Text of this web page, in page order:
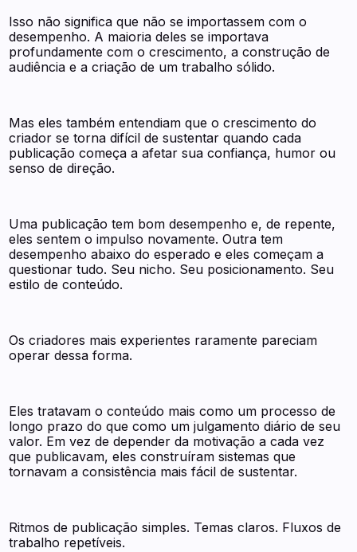
Isso não significa que não se importassem com o
desempenho. A maioria deles se importava
profundamente com o crescimento, a construção de
audiência e a criação de um trabalho sólido.
Mas eles também entendiam que o crescimento do
criador se torna difícil de sustentar quando cada
publicação começa a afetar sua confiança, humor ou
senso de direção.
Uma publicação tem bom desempenho e, de repente,
eles sentem o impulso novamente. Outra tem
desempenho abaixo do esperado e eles começam a
questionar tudo. Seu nicho. Seu posicionamento. Seu
estilo de conteúdo.
Os criadores mais experientes raramente pareciam
operar dessa forma.
Eles tratavam o conteúdo mais como um processo de
longo prazo do que como um julgamento diário de seu
valor. Em vez de depender da motivação a cada vez
que publicavam, eles construíram sistemas que
tornavam a consistência mais fácil de sustentar.
Ritmos de publicação simples. Temas claros. Fluxos de
trabalho repetíveis.